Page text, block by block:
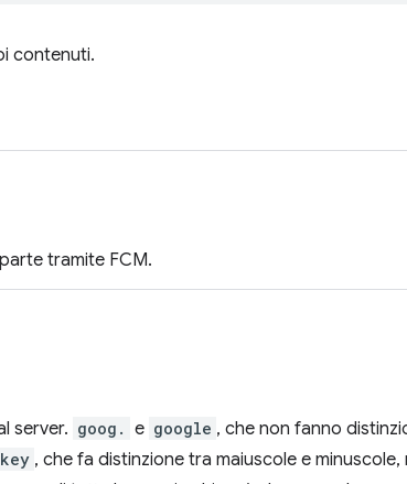
contenuti.
tramite FCM.
server. goog. e google , che non fanno
, che fa distinzione tra maiuscole e